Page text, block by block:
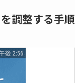
調整する手順